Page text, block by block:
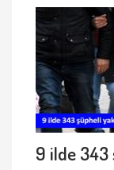
9 ilde 343